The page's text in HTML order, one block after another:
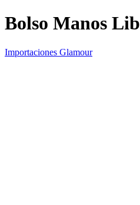
Bolso Manos
Importaciones Glamour